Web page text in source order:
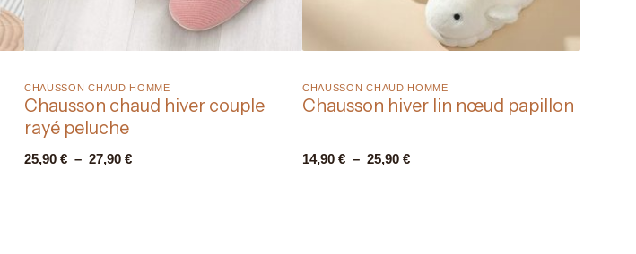
CHAUSSON CHAUD HOMME​
Chausson chaud hiver couple
rayé peluche
25,90 € – 27,90 €
CHAUSSON CHAUD HOMME​
Chausson hiver lin nœud papillon
14,90 € – 25,90 €